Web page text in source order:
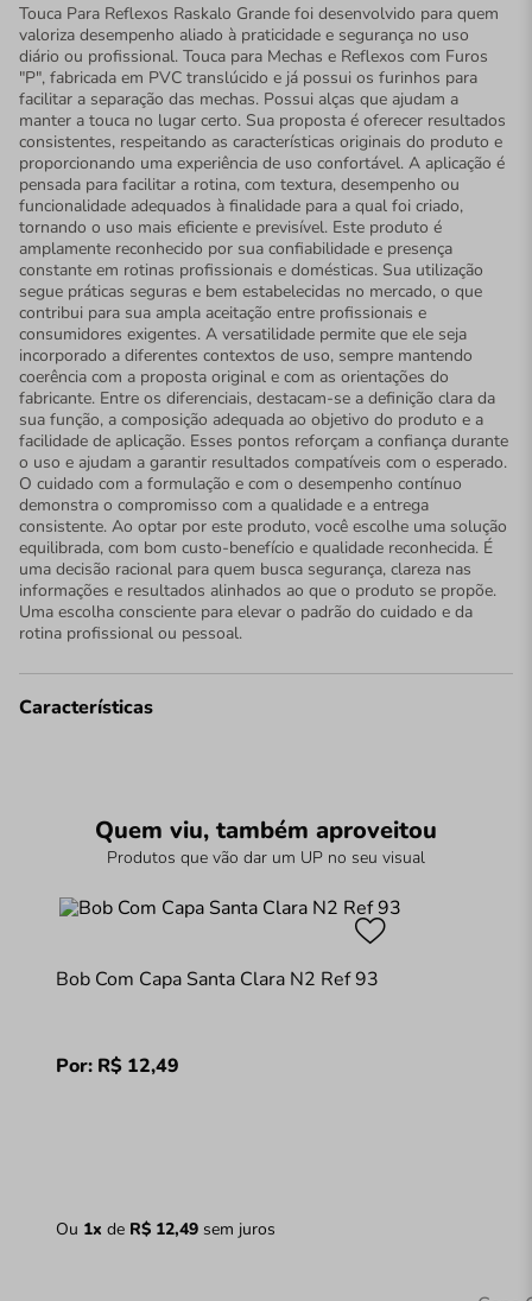
Touca Para Reflexos Raskalo Grande foi desenvolvido para quem
valoriza desempenho aliado à praticidade e segurança no uso
diário ou profissional. Touca para Mechas e Reflexos com Furos
"P", fabricada em PVC translúcido e já possui os furinhos para
facilitar a separação das mechas. Possui alças que ajudam a
manter a touca no lugar certo. Sua proposta é oferecer resultados
consistentes, respeitando as características originais do produto e
proporcionando uma experiência de uso confortável. A aplicação é
pensada para facilitar a rotina, com textura, desempenho ou
funcionalidade adequados à finalidade para a qual foi criado,
tornando o uso mais eficiente e previsível. Este produto é
amplamente reconhecido por sua confiabilidade e presença
constante em rotinas profissionais e domésticas. Sua utilização
segue práticas seguras e bem estabelecidas no mercado, o que
contribui para sua ampla aceitação entre profissionais e
consumidores exigentes. A versatilidade permite que ele seja
incorporado a diferentes contextos de uso, sempre mantendo
coerência com a proposta original e com as orientações do
fabricante. Entre os diferenciais, destacam-se a definição clara da
sua função, a composição adequada ao objetivo do produto e a
facilidade de aplicação. Esses pontos reforçam a confiança durante
o uso e ajudam a garantir resultados compatíveis com o esperado.
O cuidado com a formulação e com o desempenho contínuo
demonstra o compromisso com a qualidade e a entrega
consistente. Ao optar por este produto, você escolhe uma solução
equilibrada, com bom custo-benefício e qualidade reconhecida. É
uma decisão racional para quem busca segurança, clareza nas
informações e resultados alinhados ao que o produto se propõe.
Uma escolha consciente para elevar o padrão do cuidado e da
rotina profissional ou pessoal.
Características
Quem viu, também aproveitou
Produtos que vão dar um UP no seu visual
Bob Com Capa Santa Clara N2 Ref 93
Por: R$ 12,49
Ou 1x de R$ 12,49sem juros